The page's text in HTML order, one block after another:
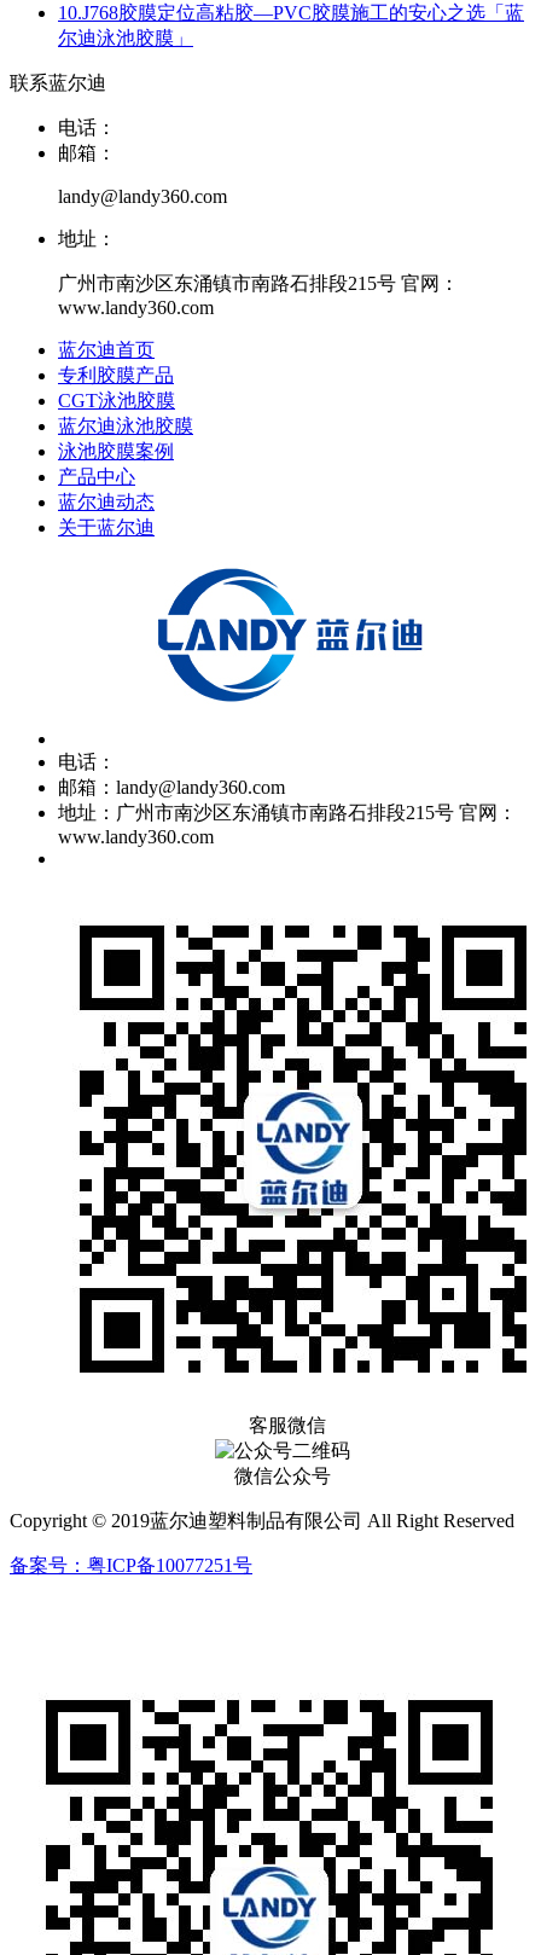
10.J768胶膜定位高粘胶—PVC胶膜施工的安心之选「蓝
尔迪泳池胶膜」
联系蓝尔迪
电话：
邮箱：
landy@landy360.com
地址：
广州市南沙区东涌镇市南路石排段215号 官网：
www.landy360.com
蓝尔迪首页
专利胶膜产品
CGT泳池胶膜
蓝尔迪泳池胶膜
泳池胶膜案例
产品中心
蓝尔迪动态
关于蓝尔迪
电话：
邮箱：landy@landy360.com
地址：广州市南沙区东涌镇市南路石排段215号 官网：
www.landy360.com
客服微信
微信公众号
Copyright © 2019蓝尔迪塑料制品有限公司 All Right Reserved
备案号：粤ICP备10077251号